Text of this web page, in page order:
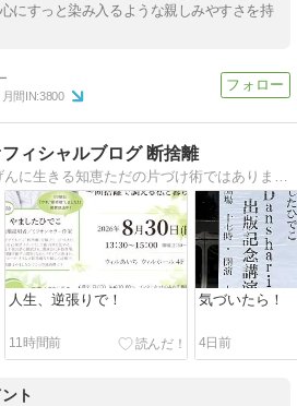
にすっと染み入るような親しみやすさを持
月間IN:3800
ィシャルブログ 断捨離
人生、逆張りで！
11時間前
気づいたら！
4日前
ト